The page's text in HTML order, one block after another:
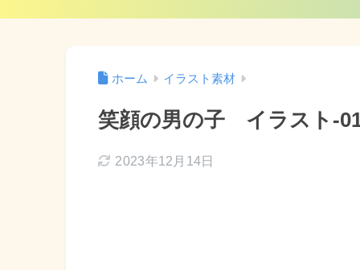
ホーム イラスト素材
笑顔の男の子 イラスト-
2023年12月14日